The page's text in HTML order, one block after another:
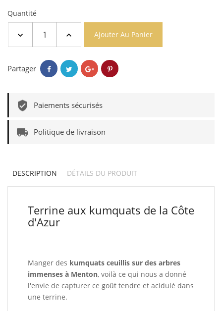
Quantité
Ajouter Au Panier
Partager
Paiements sécurisés
Politique de livraison
DESCRIPTION DÉTAILS DU PRODUIT
Terrine aux kumquats de la Côte
d'Azur
Manger des kumquats ceuillis sur des arbres
immenses à Menton, voilà ce qui nous a donné
l'envie de capturer ce goût tendre et acidulé dans
une terrine.